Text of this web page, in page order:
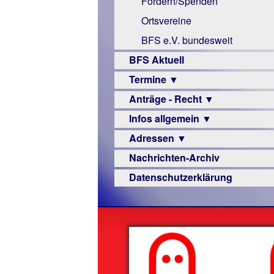
Links
Ortsvereine
BFS e.V. bundesweit
BFS Aktuell
Termine ▼
Veranstaltungsprogramme
Anträge - Recht ▼
Archiv
Urteile
Infos allgemein ▼
Sehbehinderung
Frühförderung
Schule
–
Beruf
Senioren
Hilfsmittel
Adressen ▼
Augenoptiker
Berufsbildungswerke
Hörbüchereien
Reha-
Nachrichten-Archiv
Datenschutzerklärung